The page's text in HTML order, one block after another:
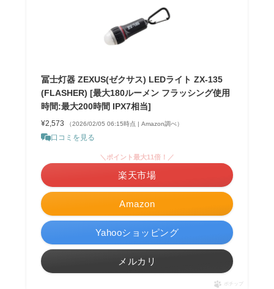
冨士灯器 ZEXUS(ゼクサス) LEDライト ZX-135
(FLASHER) [最大180ルーメン フラッシング使用
時間:最大200時間 IPX7相当]
¥2,573 （2026/02/05 06:15時点 | Amazon調べ）
口コミを見る
Amazon
＼ポイント最大11倍！／
楽天市場
Yahooショッピング
メルカリ
ポチップ